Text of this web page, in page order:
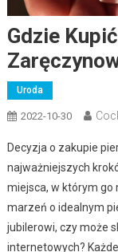
Gdzie
Uroda
2022-10-30
Decyzja o zakupie
najważniejszych
miejsca, w którym go
marzeń o idealnym
jubilerowi, czy może
internetowych?